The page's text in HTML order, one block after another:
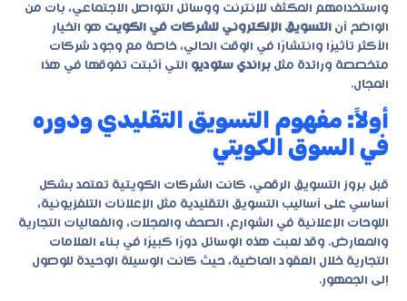
واستخدامهم المكثف للإنترنت ووسائل التواصل الاجتماعي، بات من
الواضح أن التسويق الإلكتروني للشركات في الكويت هو الخيار
الأكثر تأثيرًا وانتشارًا في الوقت الحالي، خاصة مع وجود شركات
متخصصة ورائدة مثل براندي ستوديو التي أثبتت تفوقها في هذا
المجال.
أولاً: مفهوم التسويق التقليدي ودوره
في السوق الكويتي
قبل بروز التسويق الرقمي، كانت الشركات الكويتية تعتمد بشكل
أساسي على أساليب التسويق التقليدية مثل الإعلانات التلفزيونية،
اللوحات الإعلانية في الشوارع، الصحف والمجلات، والفعاليات التجارية
والمعارض. وقد لعبت هذه الوسائل دورًا كبيرًا في بناء العلامات
التجارية خلال العقود الماضية، حيث كانت الوسيلة الوحيدة للوصول
إلى الجمهور.